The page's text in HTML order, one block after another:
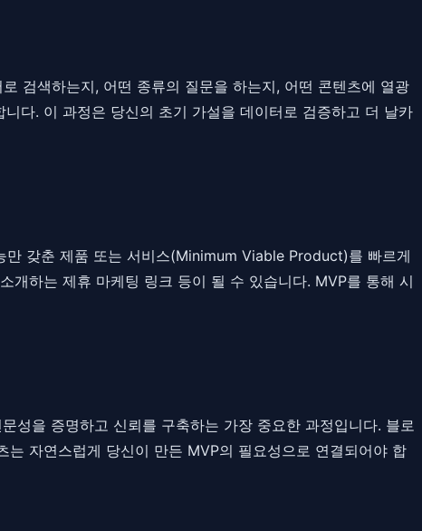
검색하는지, 어떤 종류의 질문을 하는지, 어떤 콘텐츠에 열광
다. 이 과정은 당신의 초기 가설을 데이터로 검증하고 더 날카
만 갖춘 제품 또는 서비스(Minimum Viable Product)를 빠르게
개하는 제휴 마케팅 링크 등이 될 수 있습니다. MVP를 통해 시
성을 증명하고 신뢰를 구축하는 가장 중요한 과정입니다. 블로
자연스럽게 당신이 만든 MVP의 필요성으로 연결되어야 합